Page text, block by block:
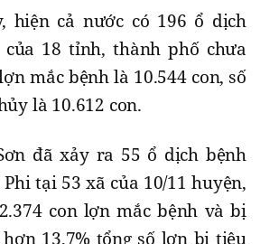
hiện cả nước có 196 ổ dịch
18 tỉnh, thành phố chưa
mắc bệnh là 10.544 con, số
là 10.612 con.
đã xảy ra 55 ổ dịch bệnh
tại 53 xã của 10/11 huyện,
con lợn mắc bệnh và bị
13,7% tổng số lợn bị tiêu